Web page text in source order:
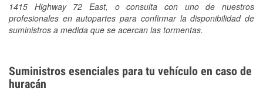
1415 Highway 72 East, o consulta con uno de nuestros
profesionales en autopartes para confirmar la disponibilidad de
suministros a medida que se acercan las tormentas.
Suministros esenciales para tu vehículo en caso de
huracán